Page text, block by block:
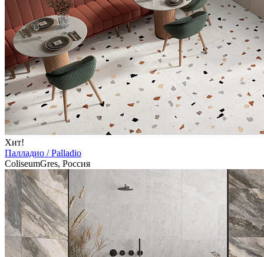
Хит!
Палладио / Palladio
ColiseumGres, Россия